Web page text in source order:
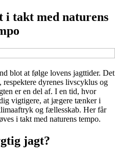
takt med naturens
blot at følge lovens jagttider. Det
respektere dyrenes livscyklus og
er en del af. I en tid, hvor
vigtigere, at jægere tænker i
og fællesskab. Her får
i takt med naturens tempo.
jagt?